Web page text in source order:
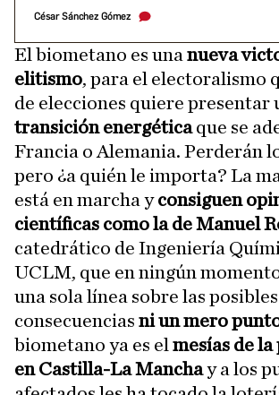
César Sánchez Gómez
El biometano es una nueva
elitismo, para el electoralismo
de elecciones quiere presentar
transición energéticaque se
Francia o Alemania. Perderán
pero ¿a quién le importa? La
está en marcha yconsiguen
científicas como la de Manuel
catedrático de Ingeniería
UCLM, que en ningún
una sola línea sobre las posibles
consecuencias ni un mero
biometano ya es el mesías de
en Castilla-La Manchay a los